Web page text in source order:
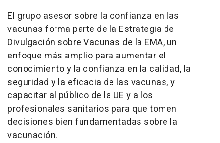
El grupo asesor sobre la confianza en las
vacunas forma parte de la Estrategia de
Divulgación sobre Vacunas de la EMA, un
enfoque más amplio para aumentar el
conocimiento y la confianza en la calidad, la
seguridad y la eficacia de las vacunas, y
capacitar al público de la UE y a los
profesionales sanitarios para que tomen
decisiones bien fundamentadas sobre la
vacunación.